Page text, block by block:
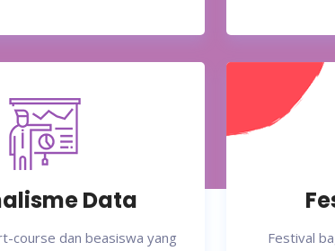
Data
course dan beasiswa yang
Festival